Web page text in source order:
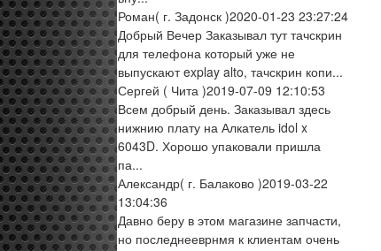
Роман( г. Задонск )2020-01-23 23:27:24
Добрый Вечер Заказывал тут тачскрин
для телефона который уже не
выпускают explay alto, тачскрин копи...
Сергей ( Чита )2019-07-09 12:10:53
Всем добрый день. Заказывал здесь
нижнию плату на Алкатель idol x
6043D. Хорошо упаковали пришла
па...
Александр( г. Балаково )2019-03-22
13:04:36
Давно беру в этом магазине запчасти,
но последнееврнмя к клиентам очень